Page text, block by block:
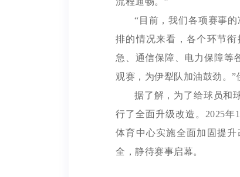
“目前，我们各项赛事
排的情况来看，各个环节
急、通信保障、电力保障等
观赛，为伊犁队加油鼓劲。”
据了解，为了给球员和
行了全面升级改造。 2025年
体育中心实施全面加固提
全，静待赛事启幕。